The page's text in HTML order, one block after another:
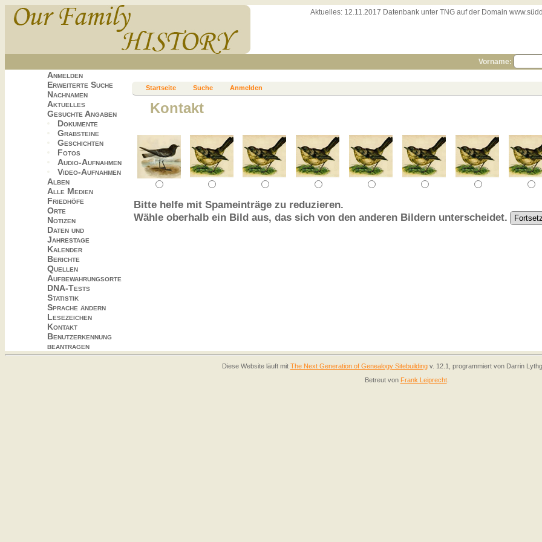
Aktuelles: 12.11.2017 Datenbank unter TNG auf der Domain
Vorname:
Anmelden
Erweiterte Suche
Nachnamen
Aktuelles
Gesuchte Angaben
Dokumente
Grabsteine
Geschichten
Fotos
Audio-Aufnahmen
Video-Aufnahmen
Alben
Alle Medien
Friedhöfe
Orte
Notizen
Daten und
Jahrestage
Kalender
Berichte
Quellen
Aufbewahrungsorte
DNA-Tests
Statistik
Sprache ändern
Lesezeichen
Kontakt
Benutzerkennung
beantragen
Startseite Suche Anmelden
Kontakt
Bitte helfe mit Spameinträge zu reduzieren.
Wähle oberhalb ein Bild aus, das sich von den anderen Bildern unterscheidet.
Diese Website läuft mit The Next Generation of Genealogy Sitebuildingv. 12.1, programmiert von Darrin
Betreut von Frank Leiprecht.